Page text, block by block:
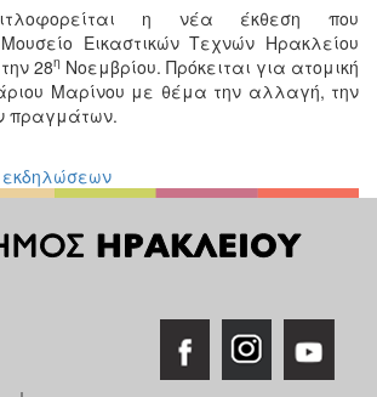
η νέα έκθεση που
Εικαστικών Τεχνών Ηρακλείου
28η Νοεμβρίου. Πρόκειται για ατομική
Μαρίνου με θέμα την αλλαγή, την
πραγμάτων.